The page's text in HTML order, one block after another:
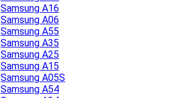
Samsung A16
Samsung A06
Samsung A55
Samsung A35
Samsung A25
Samsung A15
Samsung A05S
Samsung A54